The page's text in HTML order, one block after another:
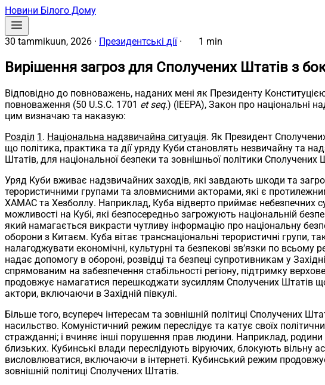
Новини Білого Дому
30 tammikuun, 2026 · Президентські дії · 1 min
Вирішення загроз для Сполучених Штатів з
Відповідно до повноважень, наданих мені як Президенту
повноваження (50 U.S.C. 1701 et seq.) (IEEPA), Закон про національні
цим визначаю та наказую:
Розділ 1 . Національна надзвичайна ситуація. Як Президент
що політика, практика та дії уряду Куби становлять незвичайну та
Штатів, для національної безпеки та зовнішньої політики Сполучених
Уряд Куби вживає надзвичайних заходів, які завдають шкоди та
терористичними групами та зловмисними акторами, які є
ХАМАС та Хезболлу. Наприклад, Куба відверто приймає небезпечних
можливості на Кубі, які безпосередньо загрожують національній
який намагається викрасти чутливу інформацію про національну
оборони з Китаєм. Куба вітає транснаціональні терористичні
налагоджувати економічні, культурні та безпекові зв’язки по
надає допомогу в обороні, розвідці та безпеці супротивникам у
спрямованим на забезпечення стабільності регіону, підтримку
продовжує намагатися перешкоджати зусиллям Сполучених Штатів
актори, включаючи в Західній півкулі.
Більше того, всупереч інтересам та зовнішній політиці Сполучених
насильство. Комуністичний режим переслідує та катує своїх
стражданні; і вчиняє інші порушення прав людини. Наприклад, родини
близьких. Кубинські влади переслідують віруючих, блокують вільну
висловлюватися, включаючи в інтернеті. Кубинський режим
зовнішній політиці Сполучених Штатів.